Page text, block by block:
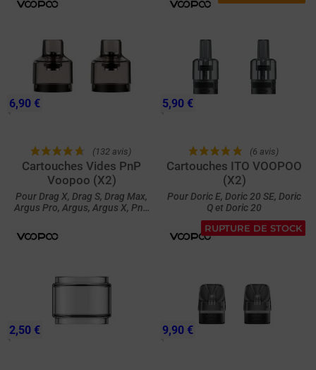
(132 avis)
Cartouches Vides PnP
Voopoo (X2)
Pour Drag X, Drag S, Drag Max,
Argus Pro, Argus, Argus X, PnP
6,90 €
(6 avis)
Cartouches ITO VOOPOO
(X2)
Pour Doric E, Doric 20 SE, Doric
Q et Doric 20
5,90 €
2,50 €
RUPTURE DE STOCK
9,90 €